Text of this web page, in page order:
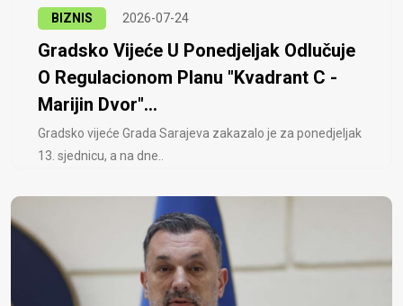
BIZNIS 2026-07-24
Gradsko Vijeće U Ponedjeljak Odlučuje
O Regulacionom Planu "Kvadrant C -
Marijin Dvor"...
Gradsko vijeće Grada Sarajeva zakazalo je za ponedjeljak
13. sjednicu, a na dne..